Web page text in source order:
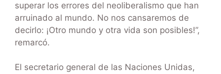
superar los errores del neoliberalismo que han
arruinado al mundo. No nos cansaremos de
decirlo: ¡Otro mundo y otra vida son posibles!”,
remarcó.
El secretario general de las Naciones Unidas,